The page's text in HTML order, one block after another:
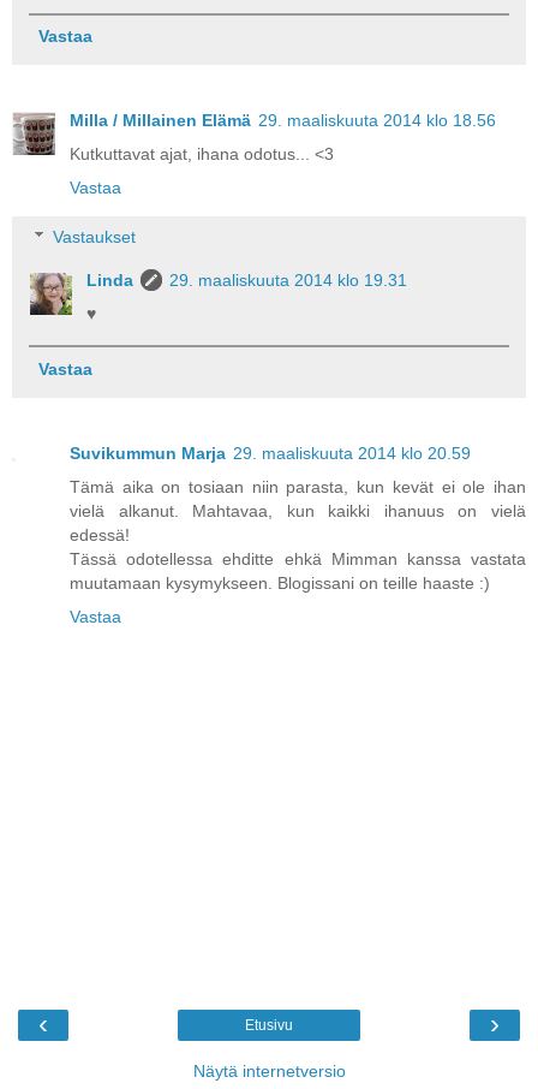
Vastaa
Milla / Millainen Elämä 29. maaliskuuta 2014 klo 18.56
Kutkuttavat ajat, ihana odotus... <3
Vastaa
Vastaukset
Linda
29. maaliskuuta 2014 klo 19.31
♥
Vastaa
Suvikummun Marja 29. maaliskuuta 2014 klo 20.59
Tämä aika on tosiaan niin parasta, kun kevät ei ole ihan
vielä alkanut. Mahtavaa, kun kaikki ihanuus on vielä
edessä!
Tässä odotellessa ehditte ehkä Mimman kanssa vastata
muutamaan kysymykseen. Blogissani on teille haaste :)
Vastaa
‹ ›
Etusivu
Näytä internetversio